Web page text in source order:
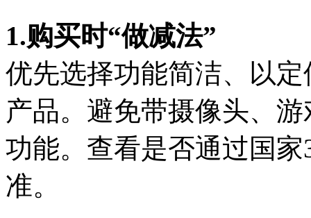
1.购买时“做减法”
优先选择功能简洁、以
产品。避免带摄像头、
功能。查看是否通过国
准。